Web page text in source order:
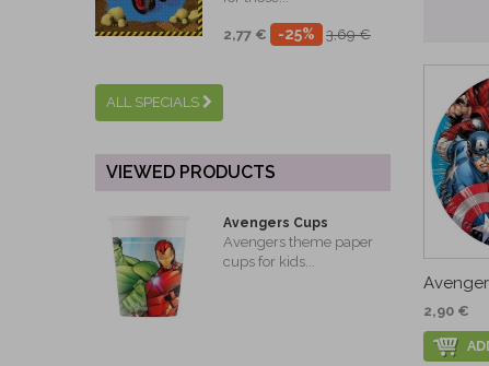
2,77 € -25% 3,69 €
ALL SPECIALS
VIEWED PRODUCTS
Avengers Cups
Avengers theme paper
cups for kids...
2,90 €